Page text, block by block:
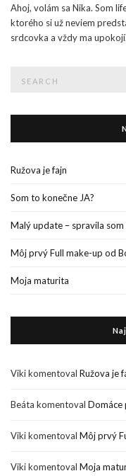
Ahoj, volám sa Nika. Som
ktorého si už neviem
srdcovka a vždy ma
Ružova je fajn
Som to konečne JA?
Malý update – spravila
Môj prvý Full make-up od
Moja maturita
Vikikomentoval Ružova je
Beáta komentoval Domáce
Vikikomentoval Môj prvý
Vikikomentoval Moja